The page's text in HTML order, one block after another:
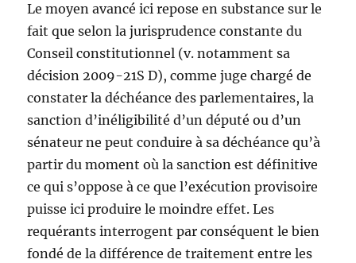
Le moyen avancé ici repose en substance sur le
fait que selon la jurisprudence constante du
Conseil constitutionnel (v. notamment sa
décision 2009-21S D), comme juge chargé de
constater la déchéance des parlementaires, la
sanction d’inéligibilité d’un député ou d’un
sénateur ne peut conduire à sa déchéance qu’à
partir du moment où la sanction est définitive
ce qui s’oppose à ce que l’exécution provisoire
puisse ici produire le moindre effet. Les
requérants interrogent par conséquent le bien
fondé de la différence de traitement entre les